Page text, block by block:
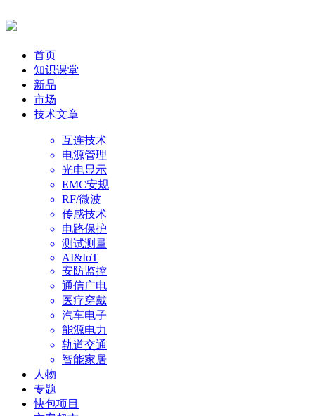
首页
知识课堂
新品
市场
技术文章
互连技术
电源管理
光电显示
EMC安规
RF/微波
传感技术
电路保护
测试测量
AI&IoT
安防监控
通信广电
医疗穿戴
汽车电子
能源电力
轨道交通
智能家居
人物
专题
快包项目